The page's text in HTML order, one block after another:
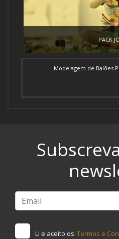
PACK
Modelagem de Balões
Li e aceito os Termos e